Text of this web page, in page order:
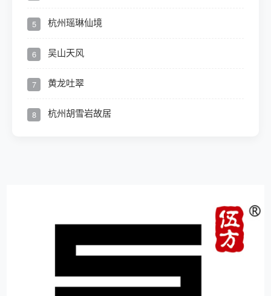
5 杭州瑶琳仙境
6 吴山天风
7 黄龙吐翠
8 杭州胡雪岩故居